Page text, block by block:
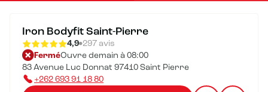
Iron Bodyfit Saint-Pierre
4,9 297 avis
FerméOuvre demain à 08:00
83 Avenue Luc Donnat 97410 Saint Pierre
+262 693 91 18 80